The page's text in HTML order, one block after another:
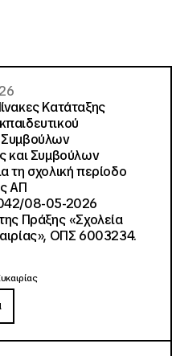
Κατάταξης
και Συμβούλων
τη σχολική περίοδο
ΑΠ
08-05-2026
Πράξης «Σχολεία
ΟΠΣ 6003234.